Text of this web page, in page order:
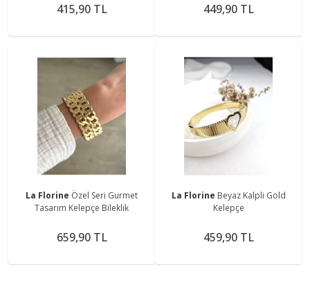
415,90 TL 449,90 TL
La Florine Özel Seri Gurmet
Tasarım Kelepçe Bileklik
659,90 TL
La Florine Beyaz Kalpli Gold
Kelepçe
459,90 TL